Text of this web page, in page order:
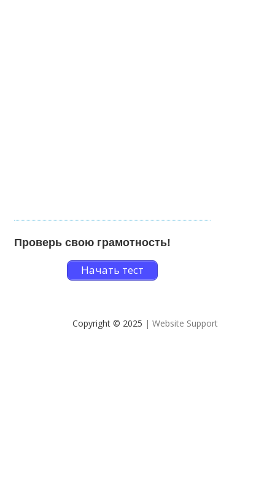
Проверь свою грамотность!
Начать тест
Copyright © 2025 | Website Support